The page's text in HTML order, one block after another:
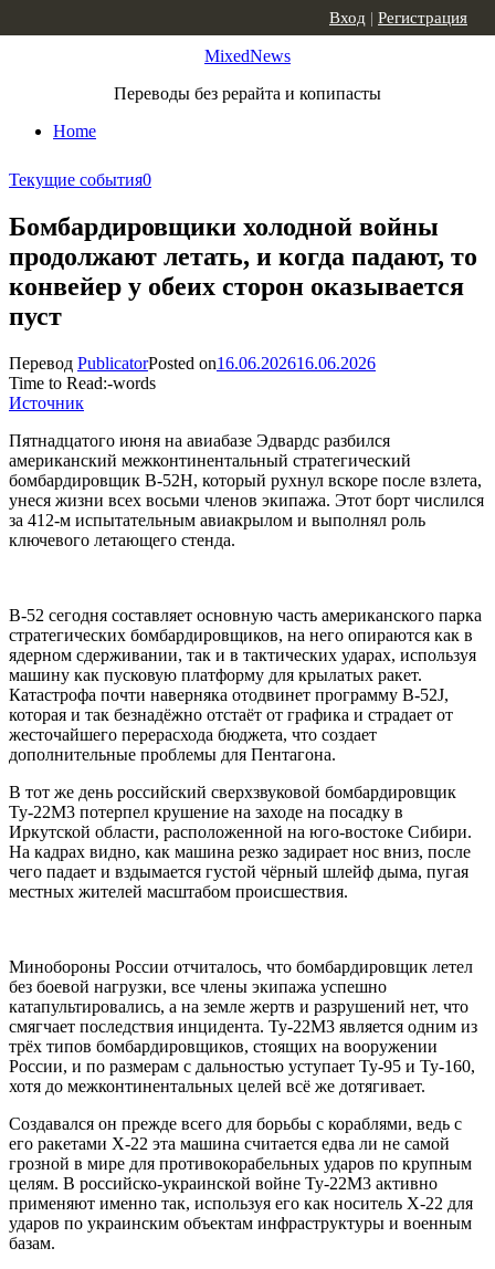
MixedNews
Переводы без рерайта и копипасты
Home
Вход | Регистрация
Текущие события0
Бомбардировщики холодной войны
продолжают летать, и когда падают, то
конвейер у обеих сторон оказывается
пуст
Перевод PublicatorPosted on16.06.202616.06.2026
Time to Read:-words
Источник
Пятнадцатого июня на авиабазе Эдвардс разбился
американский межконтинентальный стратегический
бомбардировщик B-52H, который рухнул вскоре после взлета,
унеся жизни всех восьми членов экипажа. Этот борт числился
за 412-м испытательным авиакрылом и выполнял роль
ключевого летающего стенда.
B-52 сегодня составляет основную часть американского парка
стратегических бомбардировщиков, на него опираются как в
ядерном сдерживании, так и в тактических ударах, используя
машину как пусковую платформу для крылатых ракет.
Катастрофа почти наверняка отодвинет программу B-52J,
которая и так безнадёжно отстаёт от графика и страдает от
жесточайшего перерасхода бюджета, что создает
дополнительные проблемы для Пентагона.
В тот же день российский сверхзвуковой бомбардировщик
Ту-22М3 потерпел крушение на заходе на посадку в
Иркутской области, расположенной на юго-востоке Сибири.
На кадрах видно, как машина резко задирает нос вниз, после
чего падает и вздымается густой чёрный шлейф дыма, пугая
местных жителей масштабом происшествия.
Минобороны России отчиталось, что бомбардировщик летел
без боевой нагрузки, все члены экипажа успешно
катапультировались, а на земле жертв и разрушений нет, что
смягчает последствия инцидента. Ту-22М3 является одним из
трёх типов бомбардировщиков, стоящих на вооружении
России, и по размерам с дальностью уступает Ту-95 и Ту-160,
хотя до межконтинентальных целей всё же дотягивает.
Создавался он прежде всего для борьбы с кораблями, ведь с
его ракетами Х-22 эта машина считается едва ли не самой
грозной в мире для противокорабельных ударов по крупным
целям. В российско-украинской войне Ту-22М3 активно
применяют именно так, используя его как носитель Х-22 для
ударов по украинским объектам инфраструктуры и военным
базам.